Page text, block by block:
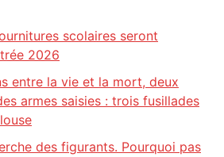
scolaires seront
2026
entre la vie et la mort, deux
armes saisies : trois fusillades
des figurants. Pourquoi pas